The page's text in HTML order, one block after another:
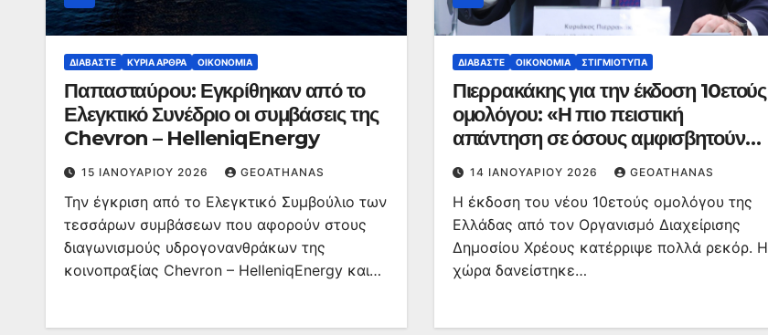
ΔΙΑΒΆΣΤΕ ΚΥΡΙΑ ΑΡΘΡΑ ΟΙΚΟΝΟΜΊΑ
Παπασταύρου: Εγκρίθηκαν από το
Ελεγκτικό Συνέδριο οι συμβάσεις της
Chevron – HelleniqEnergy
15 ΙΑΝΟΥΑΡΊΟΥ 2026 GEOATHANAS
Την έγκριση από το Ελεγκτικό Συμβούλιο των
τεσσάρων συμβάσεων που αφορούν στους
διαγωνισμούς υδρογονανθράκων της
κοινοπραξίας Chevron – HelleniqEnergy και…
ΔΙΑΒΆΣΤΕ ΟΙΚΟΝΟΜΊΑ ΣΤΙΓΜΙΌΤΥΠΑ
Πιερρακάκης για την έκδοση 10ετούς
ομολόγου: «Η πιο πειστική
απάντηση σε όσους αμφισβητούν
την αξία της επενδυτικής βαθμίδας»
14 ΙΑΝΟΥΑΡΊΟΥ 2026 GEOATHANAS
Η έκδοση του νέου 10ετούς ομολόγου της
Ελλάδας από τον Οργανισμό Διαχείρισης
Δημοσίου Χρέους κατέρριψε πολλά ρεκόρ. Η
χώρα δανείστηκε…